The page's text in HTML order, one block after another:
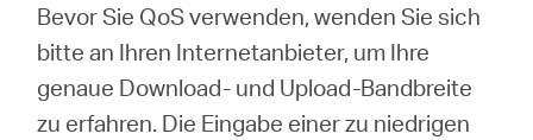
Bevor Sie QoS verwenden, wenden Sie sich
bitte an Ihren Internetanbieter, um Ihre
genaue Download- und Upload-Bandbreite
zu erfahren. Die Eingabe einer zu niedrigen